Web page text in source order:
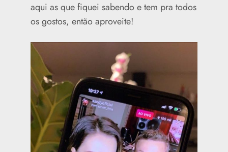
aqui as que fiquei sabendo e tem pra todos
os gostos, então aproveite!